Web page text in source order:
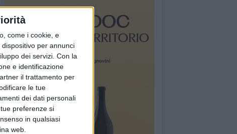
come i cookie, e
per annunci
dei servizi. Con la
e identificazione
il trattamento per
le tue
dei dati personali
preferenze si
in qualsiasi
web.